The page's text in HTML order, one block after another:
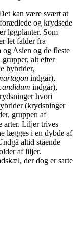
kan være svært at
og krydsede
løgplanter. Som
let falder fra
Asien og de fleste
alt efter
hybrider,
indgår),
indgår),
hvori
(krydsninger
gruppen af
arter. Liljer trives
lægges i en dybde af
altid stående
af liljer.
der dog er sarte